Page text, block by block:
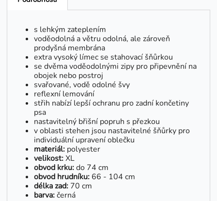
s lehkým zateplením
voděodolná a větru odolná, ale zároveň
prodyšná membrána
extra vysoký límec se stahovací šňůrkou
se dvěma voděodolnými zipy pro připevnění na
obojek nebo postroj
svařované, vodě odolné švy
reflexní lemování
střih nabízí lepší ochranu pro zadní končetiny
psa
nastavitelný břišní popruh s přezkou
v oblasti stehen jsou nastavitelné šňůrky pro
individuální upravení oblečku
materiál: polyester
velikost:XL
obvod krku:do 74 cm
obvod hrudníku: 66 - 104 cm
délka zad: 70 cm
barva:černá